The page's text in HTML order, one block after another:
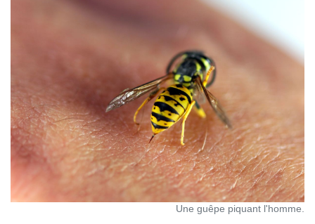
Une guêpe piquant l'homme.